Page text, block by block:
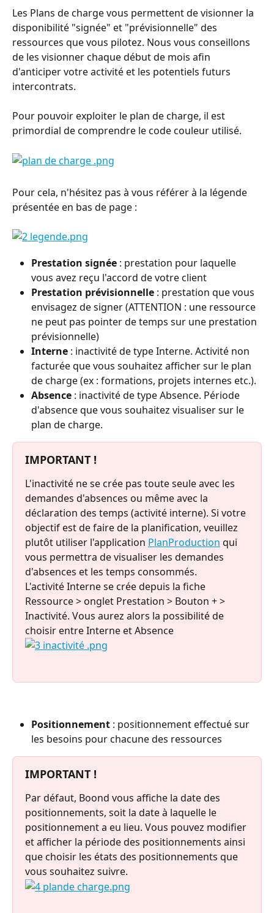
Les Plans de charge vous permettent de visionner la
disponibilité "signée" et "prévisionnelle" des
ressources que vous pilotez. Nous vous conseillons
de les visionner chaque début de mois afin
d'anticiper votre activité et les potentiels futurs
intercontrats.
Pour pouvoir exploiter le plan de charge, il est
primordial de comprendre le code couleur utilisé.
Pour cela, n'hésitez pas à vous référer à la légende
présentée en bas de page :
Prestation signée : prestation pour laquelle
vous avez reçu l'accord de votre client
Prestation prévisionnelle : prestation que vous
envisagez de signer (ATTENTION : une ressource
ne peut pas pointer de temps sur une prestation
prévisionnelle)
Interne : inactivité de type Interne. Activité non
facturée que vous souhaitez afficher sur le plan
de charge (ex : formations, projets internes etc.).
Absence : inactivité de type Absence. Période
d'absence que vous souhaitez visualiser sur le
plan de charge.⠀
IMPORTANT !
L'inactivité ne se crée pas toute seule avec les
demandes d'absences ou même avec la
déclaration des temps (activité interne). Si votre
objectif est de faire de la planification, veuillez
plutôt utiliser l'application PlanProduction qui
vous permettra de visualiser les demandes
d'absences et les temps consommés.
L'activité Interne se crée depuis la fiche
Ressource > onglet Prestation > Bouton + >
Inactivité. Vous aurez alors la possibilité de
choisir entre Interne et Absence
Positionnement : positionnement effectué sur
les besoins pour chacune des ressources
IMPORTANT !
Par défaut, Boond vous affiche la date des
positionnements, soit la date à laquelle le
positionnement a eu lieu. Vous pouvez modifier
et afficher la période des positionnements ainsi
que choisir les états des positionnements que
vous souhaitez suivre.